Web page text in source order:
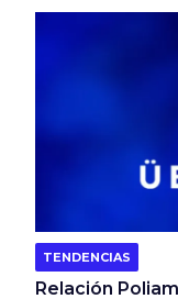
TENDENCIAS
Relación